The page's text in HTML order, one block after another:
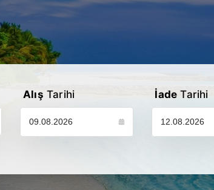
Alış Tarihi
Lütfen araç alış tarihinizi seçin
İade Tarihi
Lütfen araç